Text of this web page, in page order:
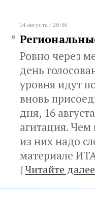
14 августа / 20:56
Ровно через
день
уровня идут
вновь
дня, 16 августа
агитация.
из них надо
материале
{Читайте далее